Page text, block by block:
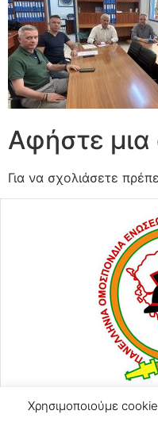
Αφήστε
Για να σχολιάσετε
ΑΓΙΟΥ
Χρησιμοποιούμε